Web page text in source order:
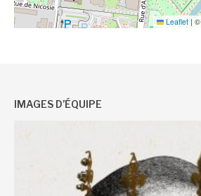
Leaflet | ©
IMAGES D’ÉQUIPE